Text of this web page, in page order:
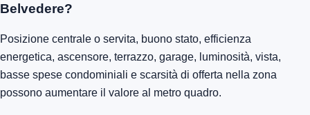
Belvedere?
Posizione centrale o servita, buono stato, efficienza
energetica, ascensore, terrazzo, garage, luminosità, vista,
basse spese condominiali e scarsità di offerta nella zona
possono aumentare il valore al metro quadro.